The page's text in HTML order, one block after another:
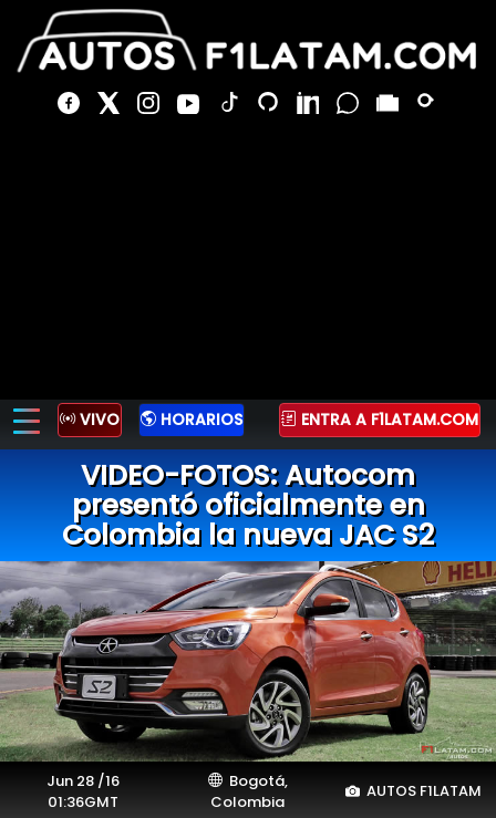
VIVO HORARIOS ENTRA A F1LATAM.COM
VIDEO-FOTOS: Autocom
presentó oficialmente en
Colombia la nueva JAC S2
Jun 28 /16
01:36GMT
Bogotá,
Colombia
AUTOS F1LATAM